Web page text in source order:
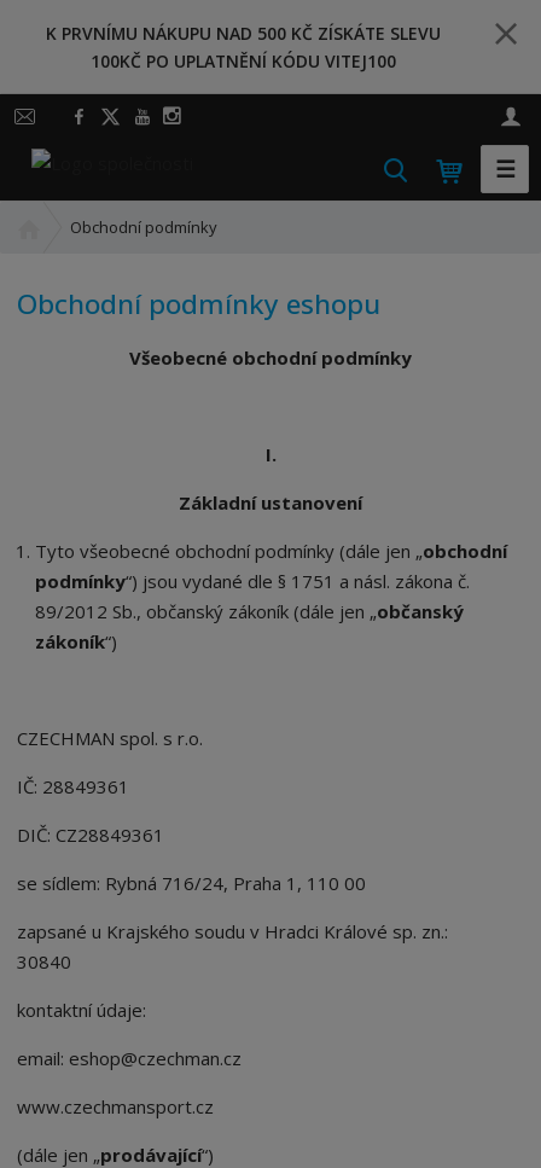
K PRVNÍMU NÁKUPU NAD 500 KČ ZÍSKÁTE SLEVU
100KČ PO UPLATNĚNÍ KÓDU VITEJ100
y
☰
d
Obchodní podmínky
Obchodní podmínky eshopu
Všeobecné obchodní podmínky
I.
Základní ustanovení
Tyto všeobecné obchodní podmínky (dále jen „obchodní
podmínky“) jsou vydané dle § 1751 a násl. zákona č.
89/2012 Sb., občanský zákoník (dále jen „občanský
zákoník“)
CZECHMAN spol. s r.o.
IČ: 28849361
DIČ: CZ28849361
se sídlem: Rybná 716/24, Praha 1, 110 00
zapsané u Krajského soudu v Hradci Králové sp. zn.:
30840
kontaktní údaje:
email: eshop@czechman.cz
www.czechmansport.cz
(dále jen „prodávající“)